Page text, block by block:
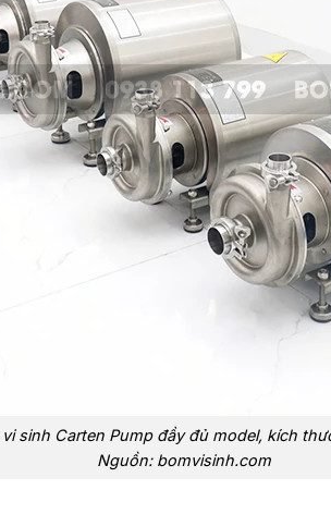
sinh Carten Pump đầy đủ model, kích
Nguồn: bomvisinh.com